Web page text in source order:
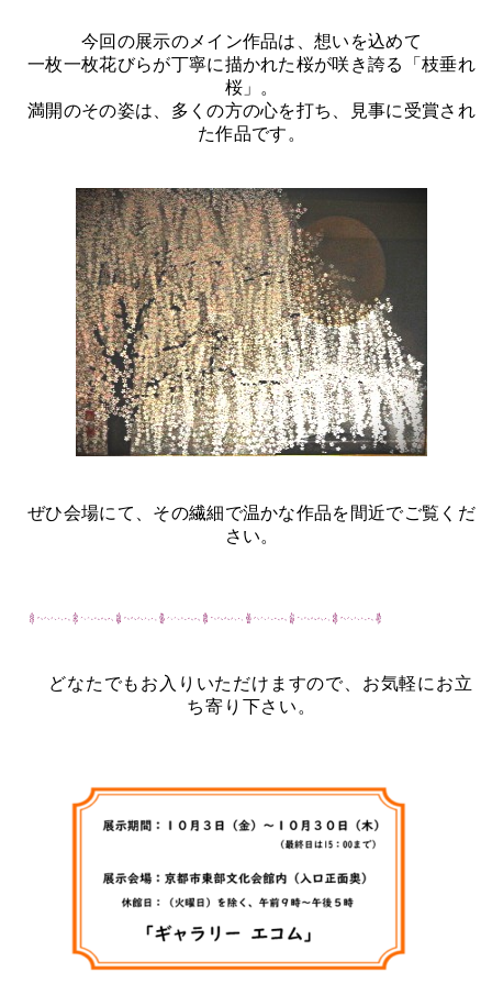
今回の展示のメイン作品は、想いを込めて
一枚一枚花びらが丁寧に描かれた桜が咲き誇る「枝垂れ
桜」。
満開のその姿は、多くの方の心を打ち、見事に受賞され
た作品です。
ぜひ会場にて、その繊細で温かな作品を間近でご覧くだ
さい。
どなたでもお入りいただけますので、お気軽にお立
ち寄り下さい。